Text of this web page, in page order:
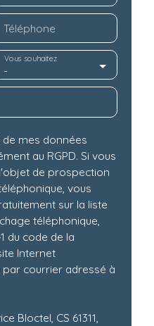
Téléphone
-
Vous souhaitez
mes données
au RGPD. Si vous
de prospection
vous
sur la liste
téléphonique,
du code de la
Internet
courrier adressé à
Bloctel, CS 61311,